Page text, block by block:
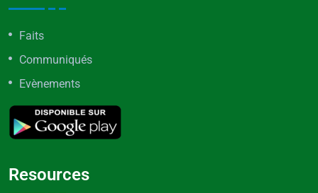
Faits
Communiqués
Evènements
Resources